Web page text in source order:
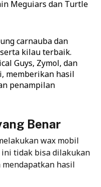
Meguiars dan Turtle
carnauba dan
kilau terbaik.
Guys, Zymol, dan
memberikan hasil
penampilan
Benar
wax mobil
ini tidak bisa dilakukan
mendapatkan hasil